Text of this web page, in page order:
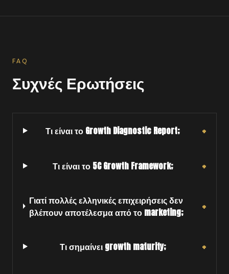
FAQ
Συχνές Ερωτήσεις
Τι είναι το Growth Diagnostic Report; +
Τι είναι το 5C Growth Framework; +
Γιατί πολλές ελληνικές επιχειρήσεις δεν
βλέπουν αποτέλεσμα από το marketing;
+
Τι σημαίνει growth maturity; +